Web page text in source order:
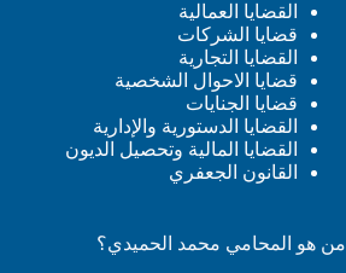
القضايا العمالية
قضايا الشركات
القضايا التجارية
قضايا الاحوال الشخصية
قضايا الجنايات
القضايا الدستورية والإدارية
القضايا المالية وتحصيل الديون
القانون الجعفري
من هو المحامي محمد الحميدي؟